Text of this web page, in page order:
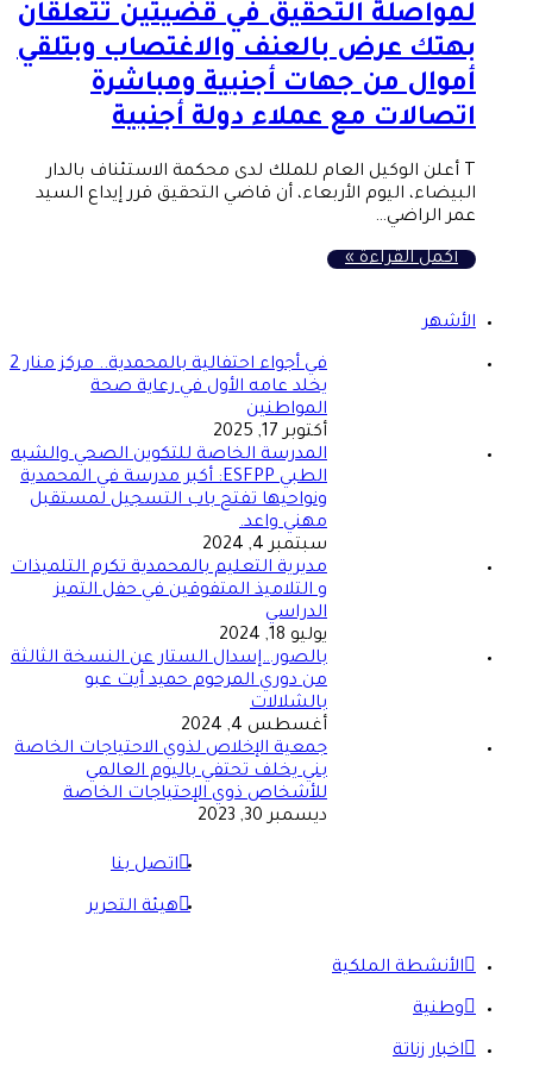
لمواصلة التحقيق في قضيتين تتعلقان
بهتك عرض بالعنف والاغتصاب وبتلقي
أموال من جهات أجنبية ومباشرة
اتصالات مع عملاء دولة أجنبية
T أعلن الوكيل العام للملك لدى محكمة الاستئناف بالدار
البيضاء، اليوم الأربعاء، أن قاضي التحقيق قرر إيداع السيد
عمر الراضي…
أكمل القراءة »
الأشهر
في أجواء احتفالية بالمحمدية.. مركز منار 2
يخلد عامه الأول في رعاية صحة
المواطنين
أكتوبر 17, 2025
المدرسة الخاصة للتكوين الصحي والشبه
الطبي ESFPP: أكبر مدرسة في المحمدية
ونواحيها تفتح باب التسجيل لمستقبل
مهني واعد.
سبتمبر 4, 2024
مديرية التعليم بالمحمدية تكرم التلميذات
و التلاميذ المتفوقين في حفل التميز
الدراسي
يوليو 18, 2024
بالصور…إسدال الستار عن النسخة الثالثة
من دوري المرحوم حميد أيت عبو
بالشلالات
أغسطس 4, 2024
جمعية الإخلاص لذوي الاحتياجات الخاصة
بني يخلف تحتفي باليوم العالمي
للأشخاص ذوي الإحتياجات الخاصة
ديسمبر 30, 2023
اتصل بنا
هيئة التحرير
الأنشطة الملكية
وطنية
اخبار زناتة